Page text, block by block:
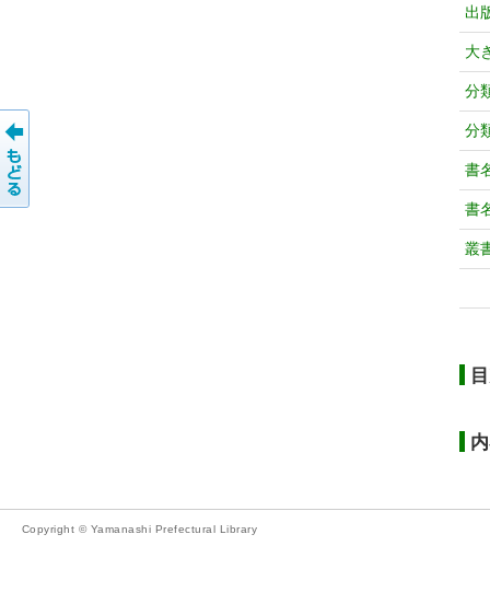
出
大
分
分
書
書
叢
Copyright © Yamanashi Prefectural Library